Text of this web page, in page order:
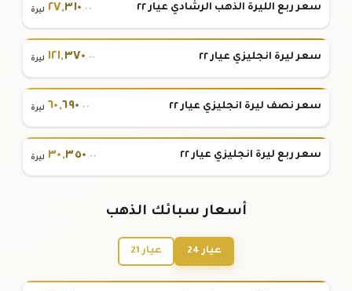
سعر ربع الليرة الذهب الرشادي عيار ٢٢ ٢٧,٣١٠ .٠٠ ليرة
سعر ليرة انجليزي عيار ٢٢ ١٢١,٣٧٠.٠٠ ليرة
سعر نصف ليرة انجليزي عيار ٢٢ ٦٠,٦٩٠ .٠٠ ليرة
سعر ربع ليرة انجليزي عيار ٢٢ ٣٠,٣٥٠ .٠٠ ليرة
أسعار سبائك الذهب
عيار 24 عيار 21